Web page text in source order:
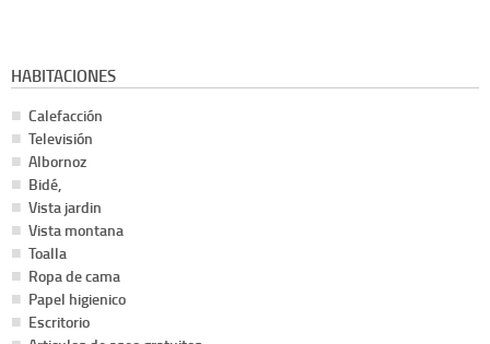
HABITACIONES
Calefacción
Televisión
Albornoz
Bidé,
Vista jardin
Vista montana
Toalla
Ropa de cama
Papel higienico
Escritorio